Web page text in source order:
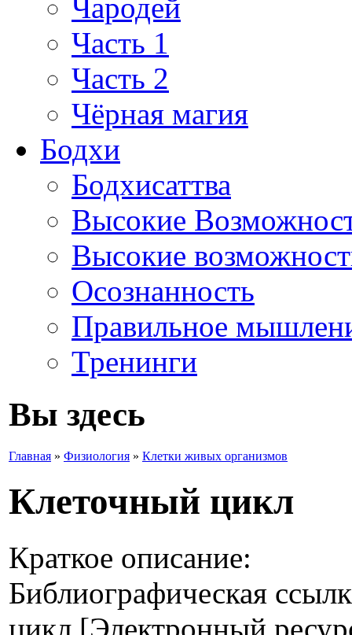
Чародей
Часть 1
Часть 2
Чёрная магия
Бодхи
Бодхисаттва
Высокие
Высокие
Осознанность
Правильное
Тренинги
Вы здесь
Главная » Физиология » Клетки живых организмов
Клеточный цикл
Краткое описание:
Библиографическая
цикл [Электронный